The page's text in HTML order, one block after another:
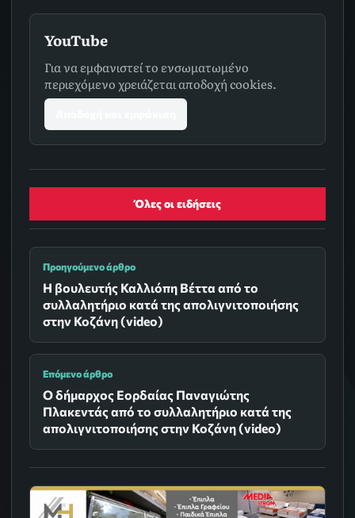
YouTube
Για να εμφανιστεί το ενσωματωμένο
περιεχόμενο χρειάζεται αποδοχή cookies.
Όλες οι ειδήσεις
Προηγούμενο άρθρο
Η βουλευτής Καλλιόπη Βέττα από το
συλλαλητήριο κατά της απολιγνιτοποιήσης
στην Κοζάνη (video)
Επόμενο άρθρο
Ο δήμαρχος Εορδαίας Παναγιώτης
Πλακεντάς από το συλλαλητήριο κατά της
απολιγνιτοποιήσης στην Κοζάνη (video)